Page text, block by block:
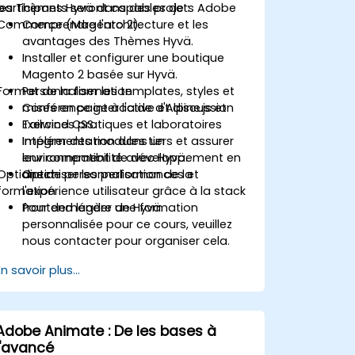
Thèmes Hyvä dans des projets Adobe
(Magento 2).
seront capables de :
Comprendre l'architecture et les
avantages des Thèmes Hyvä.
Installer et configurer une boutique
Magento 2 basée sur Hyvä.
Personnaliser les templates, styles et
mises en page à l'aide d'Alpine.js et
Tailwind CSS.
Intégrer des modules tiers et assurer
leur compatibilité avec Hyvä.
Optimiser les performances et
l'expérience utilisateur grâce à la stack
frontend légère de Hyvä.
de la formation
Conférence interactive et discussion
Exercices pratiques et laboratoires
Implémentation dans un
environnement de développement en
directde personnalisation de la
Pour demander une formation
personnalisée pour ce cours, veuillez
nous contacter pour organiser cela.
savoir plus...
Animate : De les bases à